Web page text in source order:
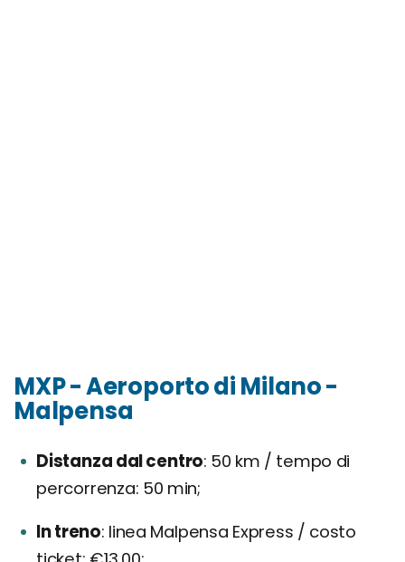
MXP - Aeroporto di Milano -
Malpensa
Distanza dal centro 50 km / tempo di
percorrenza: 50 min;
In treno linea Malpensa Express / costo